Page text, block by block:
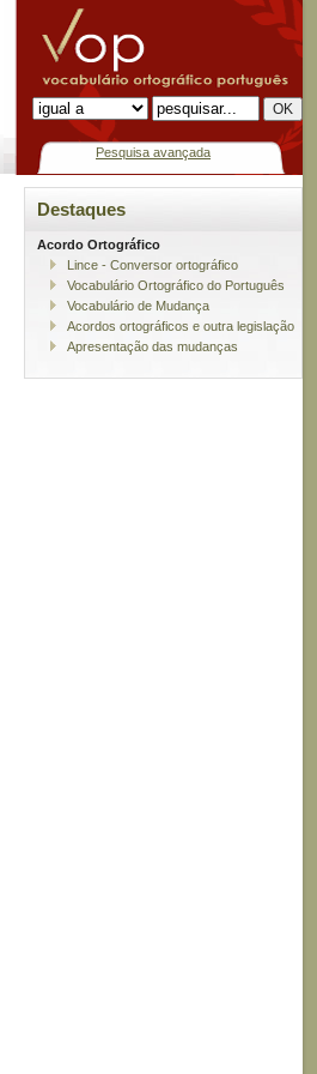
Pesquisa avançada
Destaques
Acordo Ortográfico
Lince - Conversor ortográfico
Vocabulário Ortográfico do Português
Vocabulário de Mudança
Acordos ortográficos e outra legislação
Apresentação das mudanças